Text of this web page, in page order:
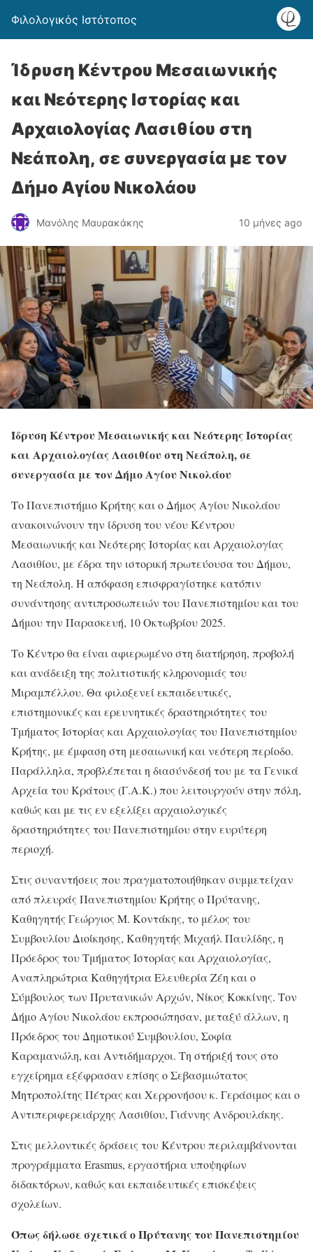
Φιλολογικός Ιστότοπος
Ίδρυση Κέντρου Μεσαιωνικής
και Νεότερης Ιστορίας και
Αρχαιολογίας Λασιθίου στη
Νεάπολη, σε συνεργασία με τον
Δήμο Αγίου Νικολάου
Μανόλης Μαυρακάκης 10 μήνες ago
Ίδρυση Κέντρου Μεσαιωνικής και Νεότερης Ιστορίας
και Αρχαιολογίας Λασιθίου στη Νεάπολη, σε
συνεργασία με τον Δήμο Αγίου Νικολάου
Το Πανεπιστήμιο Κρήτης και ο Δήμος Αγίου Νικολάου
ανακοινώνουν την ίδρυση του νέου Κέντρου
Μεσαιωνικής και Νεότερης Ιστορίας και Αρχαιολογίας
Λασιθίου, με έδρα την ιστορική πρωτεύουσα του Δήμου,
τη Νεάπολη. Η απόφαση επισφραγίστηκε κατόπιν
συνάντησης αντιπροσωπειών του Πανεπιστημίου και του
Δήμου την Παρασκευή, 10 Οκτωβρίου 2025.
Το Κέντρο θα είναι αφιερωμένο στη διατήρηση, προβολή
και ανάδειξη της πολιτιστικής κληρονομιάς του
Μιραμπέλλου. Θα φιλοξενεί εκπαιδευτικές,
επιστημονικές και ερευνητικές δραστηριότητες του
Τμήματος Ιστορίας και Αρχαιολογίας του Πανεπιστημίου
Κρήτης, με έμφαση στη μεσαιωνική και νεότερη περίοδο.
Παράλληλα, προβλέπεται η διασύνδεσή του με τα Γενικά
Αρχεία του Κράτους (Γ.Α.Κ.) που λειτουργούν στην πόλη,
καθώς και με τις εν εξελίξει αρχαιολογικές
δραστηριότητες του Πανεπιστημίου στην ευρύτερη
περιοχή.
Στις συναντήσεις που πραγματοποιήθηκαν συμμετείχαν
από πλευράς Πανεπιστημίου Κρήτης ο Πρύτανης,
Καθηγητής Γεώργιος Μ. Κοντάκης, το μέλος του
Συμβουλίου Διοίκησης, Καθηγητής Μιχαήλ Παυλίδης, η
Πρόεδρος του Τμήματος Ιστορίας και Αρχαιολογίας,
Αναπληρώτρια Καθηγήτρια Ελευθερία Ζέη και ο
Σύμβουλος των Πρυτανικών Αρχών, Νίκος Κοκκίνης. Τον
Δήμο Αγίου Νικολάου εκπροσώπησαν, μεταξύ άλλων, η
Πρόεδρος του Δημοτικού Συμβουλίου, Σοφία
Καραμανώλη, και Αντιδήμαρχοι. Τη στήριξή τους στο
εγχείρημα εξέφρασαν επίσης ο Σεβασμιώτατος
Μητροπολίτης Πέτρας και Χερρονήσου κ. Γεράσιμος και ο
Αντιπεριφερειάρχης Λασιθίου, Γιάννης Ανδρουλάκης.
Στις μελλοντικές δράσεις του Κέντρου περιλαμβάνονται
προγράμματα Erasmus, εργαστήρια υποψηφίων
διδακτόρων, καθώς και εκπαιδευτικές επισκέψεις
σχολείων.
Όπως δήλωσε σχετικά ο Πρύτανης του Πανεπιστημίου